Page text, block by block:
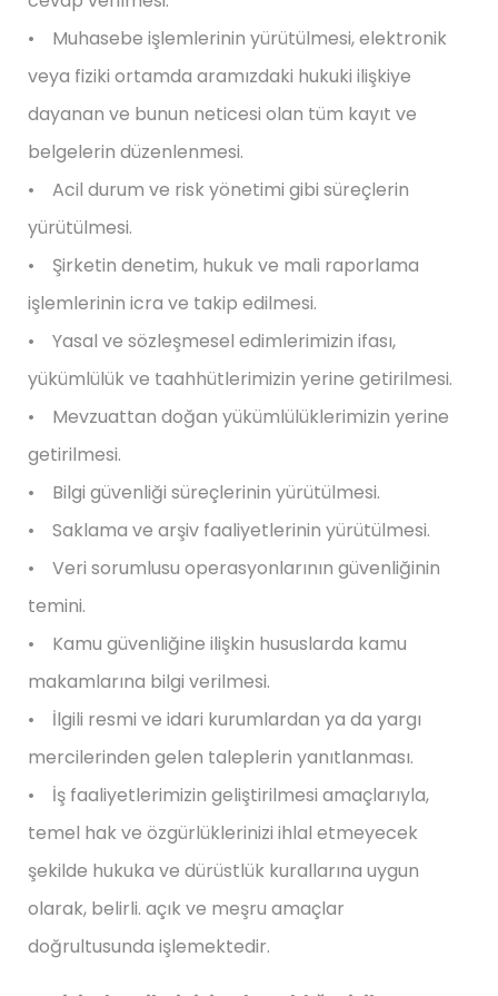
• Muhasebe işlemlerinin yürütülmesi, elektronik
veya fiziki ortamda aramızdaki hukuki ilişkiye
dayanan ve bunun neticesi olan tüm kayıt ve
belgelerin düzenlenmesi.
• Acil durum ve risk yönetimi gibi süreçlerin
yürütülmesi.
• Şirketin denetim, hukuk ve mali raporlama
işlemlerinin icra ve takip edilmesi.
• Yasal ve sözleşmesel edimlerimizin ifası,
yükümlülük ve taahhütlerimizin yerine getirilmesi.
• Mevzuattan doğan yükümlülüklerimizin yerine
getirilmesi.
• Bilgi güvenliği süreçlerinin yürütülmesi.
• Saklama ve arşiv faaliyetlerinin yürütülmesi.
• Veri sorumlusu operasyonlarının güvenliğinin
temini.
• Kamu güvenliğine ilişkin hususlarda kamu
makamlarına bilgi verilmesi.
• İlgili resmi ve idari kurumlardan ya da yargı
mercilerinden gelen taleplerin yanıtlanması.
• İş faaliyetlerimizin geliştirilmesi amaçlarıyla,
temel hak ve özgürlüklerinizi ihlal etmeyecek
şekilde hukuka ve dürüstlük kurallarına uygun
olarak, belirli. açık ve meşru amaçlar
doğrultusunda işlemektedir.